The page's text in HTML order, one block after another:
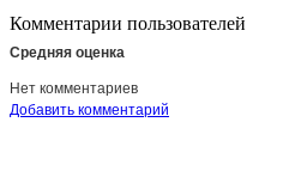
Комментарии пользователей
Средняя оценка
Нет комментариев
Добавить комментарий